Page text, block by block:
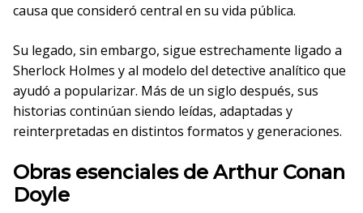
causa que consideró central en su vida pública.
Su legado, sin embargo, sigue estrechamente ligado a
Sherlock Holmes y al modelo del detective analítico que
ayudó a popularizar. Más de un siglo después, sus
historias continúan siendo leídas, adaptadas y
reinterpretadas en distintos formatos y generaciones.
Obras esenciales de Arthur Conan
Doyle